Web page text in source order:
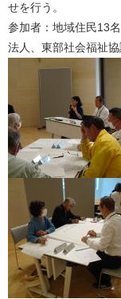
せを行う。
参加者：地域住民13
法人、東部社会福祉